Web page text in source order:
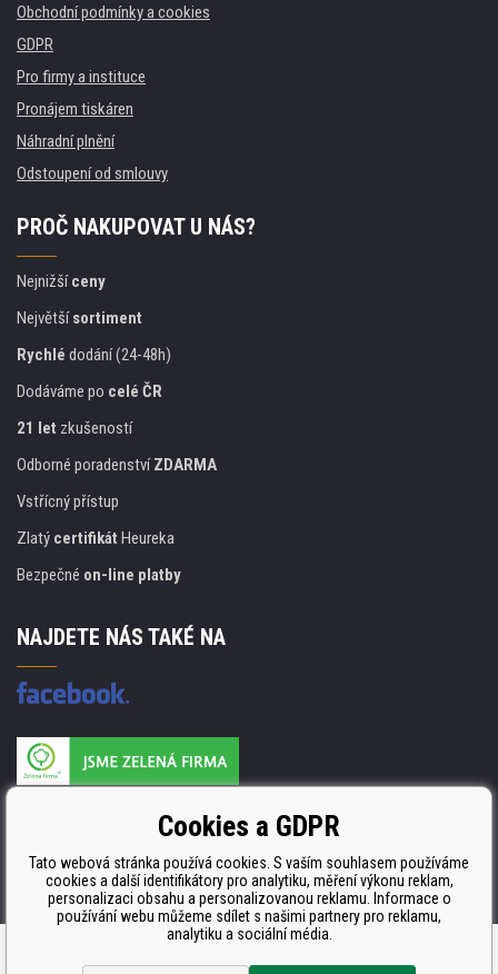
Obchodní podmínky a cookies
GDPR
Pro firmy a instituce
Pronájem tiskáren
Náhradní plnění
Odstoupení od smlouvy
PROČ NAKUPOVAT U NÁS?
Nejnižšíceny
Největšísortiment
Rychlé dodání (24-48h)
Dodáváme po celé ČR
21 let zkušeností
Odborné poradenstvíZDARMA
Vstřícný přístup
Zlatý certifikát Heureka
Bezpečné on-line platby
NAJDETE NÁS TAKÉ NA
ISO 9001. ISO 14001 a STMC.
Tento eshop dodala firmaBINARGON.cz
Cookies a GDPR
Tato webová stránka používá cookies. S vaším souhlasem používáme
cookies a další identifikátory pro analytiku, měření výkonu reklam,
personalizaci obsahu a personalizovanou reklamu. Informace o
používání webu můžeme sdílet s našimi partnery pro reklamu,
analytiku a sociální média.